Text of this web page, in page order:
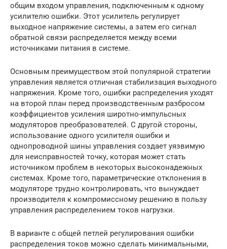
общим входом управления, подключенным к одному
усилителю ошибки. Этот усилитель регулирует
выходное напряжение системы, а затем его сигнал
обратной связи распределяется между всеми
источниками питания в системе.
Основным преимуществом этой популярной стратегии
управления является отличная стабилизация выходного
напряжения. Кроме того, ошибки распределения уходят
на второй план перед производственным разбросом
коэффициентов усиления широтно-импульсных
модуляторов преобразователей. С другой стороны,
использование одного усилителя ошибки и
однопроводной шины управления создает уязвимую
для неисправностей точку, которая может стать
источником проблем в некоторых высоконадежных
системах. Кроме того, параметрические отклонения в
модуляторе трудно контролировать, что вынуждает
производителя к компромиссному решению в пользу
управления распределением токов нагрузки.
В варианте с общей петлей регулирования ошибки
распределения токов можно сделать минимальными,